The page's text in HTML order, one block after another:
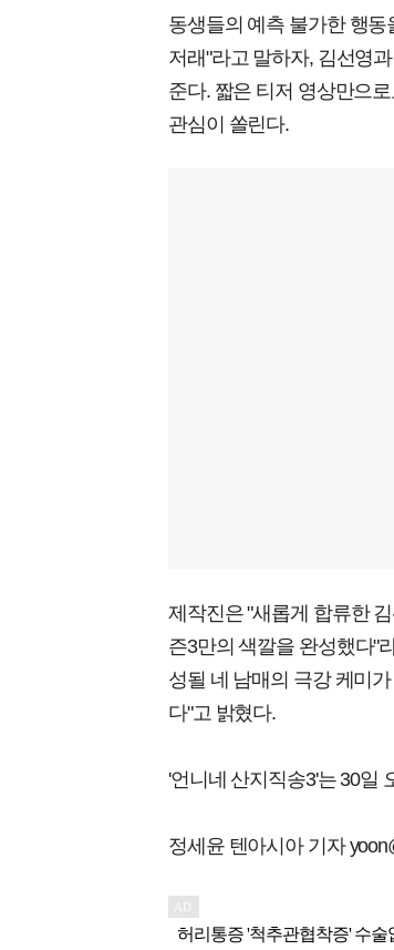
동생들의 예측 불가한 행
저래"라고 말하자, 김선영
준다. 짧은 티저 영상만으
관심이 쏠린다.
제작진은 "새롭게 합류한
즌3만의 색깔을 완성했다"
성될 네 남매의 극강 케미
다"고 밝혔다.
'언니네 산지직송3'는 30일
정세윤 텐아시아 기자